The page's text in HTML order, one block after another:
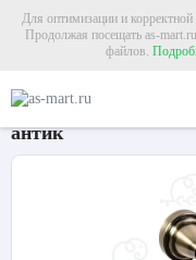
Для оптимизации и
Продолжая посещать as-
файлов.
Карниз для штор
антик